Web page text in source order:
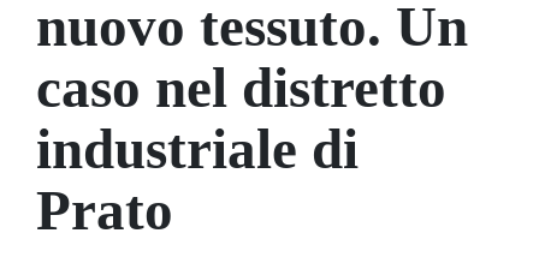
nuovo tessuto. Un
caso nel distretto
industriale di
Prato